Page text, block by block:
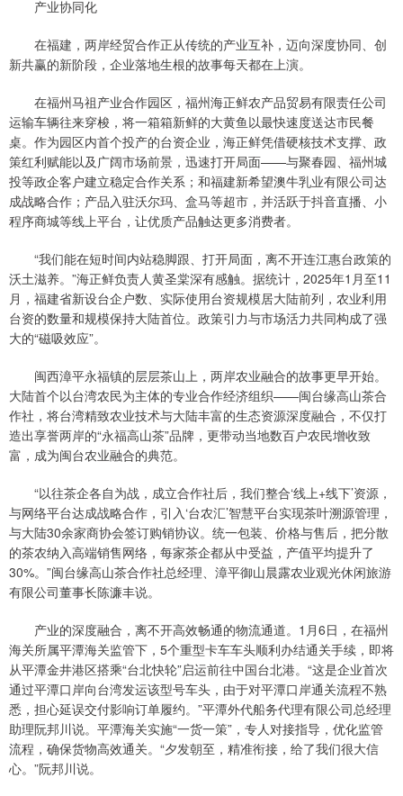
产业协同化
在福建，两岸经贸合作正从传统的产业互补，迈向深度协同、创
新共赢的新阶段，企业落地生根的故事每天都在上演。
在福州马祖产业合作园区，福州海正鲜农产品贸易有限责任公司
运输车辆往来穿梭，将一箱箱新鲜的大黄鱼以最快速度送达市民餐
桌。作为园区内首个投产的台资企业，海正鲜凭借硬核技术支撑、政
策红利赋能以及广阔市场前景，迅速打开局面——与聚春园、福州城
投等政企客户建立稳定合作关系；和福建新希望澳牛乳业有限公司达
成战略合作；产品入驻沃尔玛、盒马等超市，并活跃于抖音直播、小
程序商城等线上平台，让优质产品触达更多消费者。
“我们能在短时间内站稳脚跟、打开局面，离不开连江惠台政策的
沃土滋养。”海正鲜负责人黄圣棠深有感触。据统计，2025年1月至11
月，福建省新设台企户数、实际使用台资规模居大陆前列，农业利用
台资的数量和规模保持大陆首位。政策引力与市场活力共同构成了强
大的“磁吸效应”。
闽西漳平永福镇的层层茶山上，两岸农业融合的故事更早开始。
大陆首个以台湾农民为主体的专业合作经济组织——闽台缘高山茶合
作社，将台湾精致农业技术与大陆丰富的生态资源深度融合，不仅打
造出享誉两岸的“永福高山茶”品牌，更带动当地数百户农民增收致
富，成为闽台农业融合的典范。
“以往茶企各自为战，成立合作社后，我们整合‘线上+线下’资源，
与网络平台达成战略合作，引入‘台农汇’智慧平台实现茶叶溯源管理，
与大陆30余家商协会签订购销协议。统一包装、价格与售后，把分散
的茶农纳入高端销售网络，每家茶企都从中受益，产值平均提升了
30%。”闽台缘高山茶合作社总经理、漳平御山晨露农业观光休闲旅游
有限公司董事长陈濂丰说。
产业的深度融合，离不开高效畅通的物流通道。1月6日，在福州
海关所属平潭海关监管下，5个重型卡车车头顺利办结通关手续，即将
从平潭金井港区搭乘“台北快轮”启运前往中国台北港。“这是企业首次
通过平潭口岸向台湾发运该型号车头，由于对平潭口岸通关流程不熟
悉，担心延误交付影响订单履约。”平潭外代船务代理有限公司总经理
助理阮邦川说。平潭海关实施“一货一策”，专人对接指导，优化监管
流程，确保货物高效通关。“夕发朝至，精准衔接，给了我们很大信
心。”阮邦川说。